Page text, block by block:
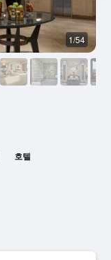
호텔
1/54